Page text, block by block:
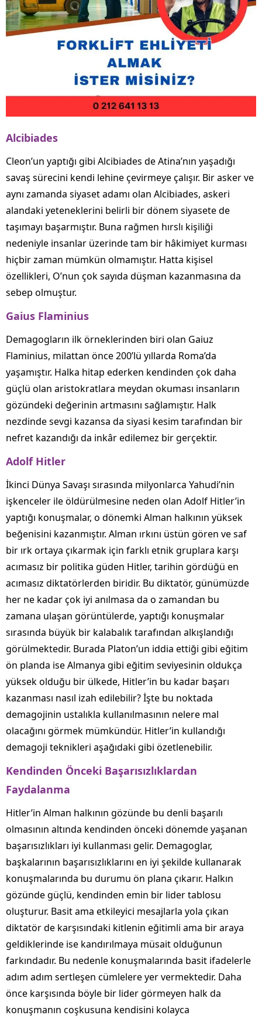
Alcibiades
Cleon’un yaptığı gibi Alcibiades de Atina’nın yaşadığı
savaş sürecini kendi lehine çevirmeye çalışır. Bir asker ve
aynı zamanda siyaset adamı olan Alcibiades, askeri
alandaki yeteneklerini belirli bir dönem siyasete de
taşımayı başarmıştır. Buna rağmen hırslı kişiliği
nedeniyle insanlar üzerinde tam bir hâkimiyet kurması
hiçbir zaman mümkün olmamıştır. Hatta kişisel
özellikleri, O’nun çok sayıda düşman kazanmasına da
sebep olmuştur.
Gaius Flaminius
Demagogların ilk örneklerinden biri olan Gaiuz
Flaminius, milattan önce 200’lü yıllarda Roma’da
yaşamıştır. Halka hitap ederken kendinden çok daha
güçlü olan aristokratlara meydan okuması insanların
gözündeki değerinin artmasını sağlamıştır. Halk
nezdinde sevgi kazansa da siyasi kesim tarafından bir
nefret kazandığı da inkâr edilemez bir gerçektir.
Adolf Hitler
İkinci Dünya Savaşı sırasında milyonlarca Yahudi’nin
işkenceler ile öldürülmesine neden olan Adolf Hitler’in
yaptığı konuşmalar, o dönemki Alman halkının yüksek
beğenisini kazanmıştır. Alman ırkını üstün gören ve saf
bir ırk ortaya çıkarmak için farklı etnik gruplara karşı
acımasız bir politika güden Hitler, tarihin gördüğü en
acımasız diktatörlerden biridir. Bu diktatör, günümüzde
her ne kadar çok iyi anılmasa da o zamandan bu
zamana ulaşan görüntülerde, yaptığı konuşmalar
sırasında büyük bir kalabalık tarafından alkışlandığı
görülmektedir. Burada Platon’un iddia ettiği gibi eğitim
ön planda ise Almanya gibi eğitim seviyesinin oldukça
yüksek olduğu bir ülkede, Hitler’in bu kadar başarı
kazanması nasıl izah edilebilir? İşte bu noktada
demagojinin ustalıkla kullanılmasının nelere mal
olacağını görmek mümkündür. Hitler’in kullandığı
demagoji teknikleri aşağıdaki gibi özetlenebilir.
Kendinden Önceki Başarısızlıklardan
Faydalanma
Hitler’in Alman halkının gözünde bu denli başarılı
olmasının altında kendinden önceki dönemde yaşanan
başarısızlıkları iyi kullanması gelir. Demagoglar,
başkalarının başarısızlıklarını en iyi şekilde kullanarak
konuşmalarında bu durumu ön plana çıkarır. Halkın
gözünde güçlü, kendinden emin bir lider tablosu
oluşturur. Basit ama etkileyici mesajlarla yola çıkan
diktatör de karşısındaki kitlenin eğitimli ama bir araya
geldiklerinde ise kandırılmaya müsait olduğunun
farkındadır. Bu nedenle konuşmalarında basit ifadelerle
adım adım sertleşen cümlelere yer vermektedir. Daha
önce karşısında böyle bir lider görmeyen halk da
konuşmanın coşkusuna kendisini kolayca